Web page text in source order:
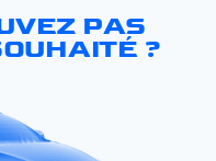
PAS
?